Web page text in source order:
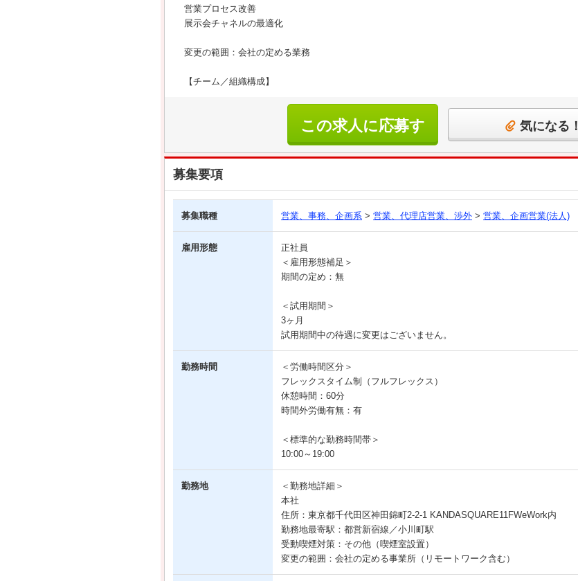
営業プロセス改善
展示会チャネルの最適化
変更の範囲：会社の定める業務
【チーム／組織構成】
この求人に応募す
る
気になる！
募集要項
募集職種 営業、事務、企画系 > 営業、代理店営業、渉外 > 営業、企画営業(法人)
雇用形態
正社員
＜雇用形態補足＞
期間の定め：無
＜試用期間＞
3ヶ月
試用期間中の待遇に変更はございません。
勤務時間
＜労働時間区分＞
フレックスタイム制（フルフレックス）
休憩時間：60分
時間外労働有無：有
＜標準的な勤務時間帯＞
10:00～19:00
勤務地
＜勤務地詳細＞
本社
住所：東京都千代田区神田錦町2-2-1 KANDASQUARE11FWeWork内
勤務地最寄駅：都営新宿線／小川町駅
受動喫煙対策：その他（喫煙室設置）
変更の範囲：会社の定める事業所（リモートワーク含む）